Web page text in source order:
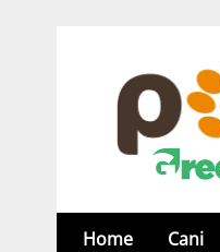
Home Cani